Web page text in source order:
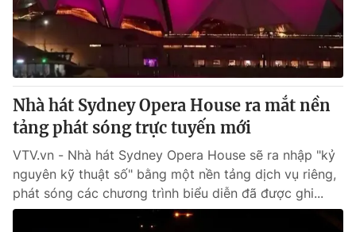
Cơ quan chủ quản:
Đài Truyền hình Việt Nam
Cơ quan báo chí:Thời báo VTV
Giấy phép hoạt động báo in và báo điện tử số 483/GP-BTTTT
cấp ngày 29/12/2023
Tổng Biên tập:Vũ Thanh Thủy
Phó Tổng Biên tập:Nguyễn Thị Mỹ Hạnh, Phạm Quốc Thắng,
Nguyễn Trọng Ninh
Tổng đài VTV: 024.38 355 931 - 024.38 355 932
Ðiện thoại Thời báo VTV: 024.66 897 897
Email:toasoan@vtv.vn
Liên hệ quảng cáo:024-7300.7108
Nhà hát Sydney Opera House ra mắt nền
tảng phát sóng trực tuyến mới
VTV.vn - Nhà hát Sydney Opera House sẽ ra nhập "kỷ
nguyên kỹ thuật số" bằng một nền tảng dịch vụ riêng,
phát sóng các chương trình biểu diễn đã được ghi...